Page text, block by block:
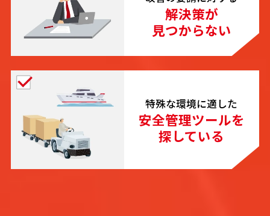
解決策が
見つからない
特殊な環境に適した
安全管理ツールを
探している